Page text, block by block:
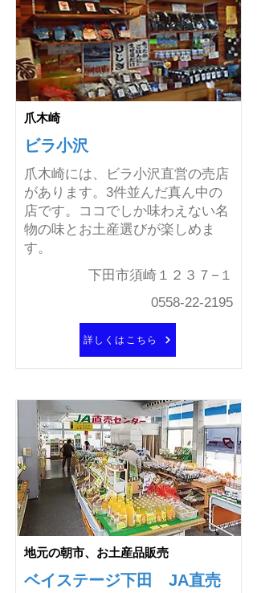
爪木崎
ビラ小沢
爪木崎には、ビラ小沢直営の売店
があります。3件並んだ真ん中の
店です。ココでしか味わえない名
物の味とお土産選びが楽しめま
す。
下田市須崎１２３７−１
0558-22-2195
詳しくはこちら
地元の朝市、お土産品販売
ベイステージ下田 JA直売